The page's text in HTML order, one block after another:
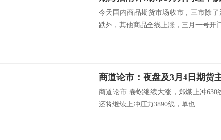
今天国内商品期货市场收市，三市除
跌外，其他商品全线上涨，三月一号开
商道论市：夜盘及3月4日期货
商道论市 卷螺继续大涨，郑煤上冲
还将继续上冲压力3890线，单也...